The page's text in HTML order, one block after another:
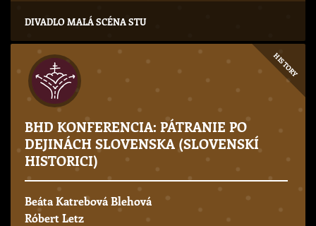
DIVADLO MALÁ SCÉNA STU
HISTORY
BHD KONFERENCIA: PÁTRANIE PO
DEJINÁCH SLOVENSKA (SLOVENSKÍ
HISTORICI)
Beáta Katrebová Blehová
Róbert Letz